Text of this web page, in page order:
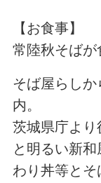
【お食事】
常陸秋そばが
そば屋らし
内。
茨城県庁よ
と明るい新
わり丼等と